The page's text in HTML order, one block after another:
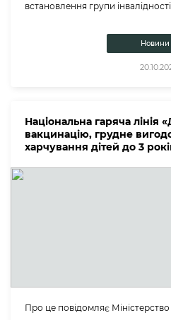
встановлення групи
Новини
Національна гаряча лінія
вакцинацію, грудне
харчування дітей до 3
Про це повідомляє